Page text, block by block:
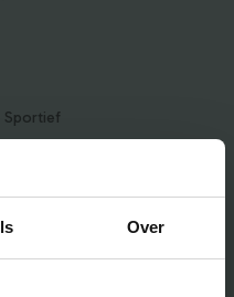
Over
Sportief
Workshops